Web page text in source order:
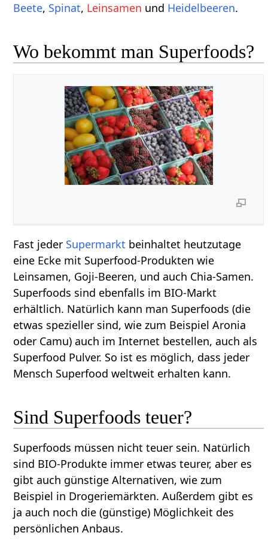
Beete, Spinat, Leinsamen und Heidelbeeren.
Wo bekommt man Superfoods?
Fast jeder Supermarkt beinhaltet heutzutage
eine Ecke mit Superfood-Produkten wie
Leinsamen, Goji-Beeren, und auch Chia-Samen.
Superfoods sind ebenfalls im BIO-Markt
erhältlich. Natürlich kann man Superfoods (die
etwas spezieller sind, wie zum Beispiel Aronia
oder Camu) auch im Internet bestellen, auch als
Superfood Pulver. So ist es möglich, dass jeder
Mensch Superfood weltweit erhalten kann.
Sind Superfoods teuer?
Superfoods müssen nicht teuer sein. Natürlich
sind BIO-Produkte immer etwas teurer, aber es
gibt auch günstige Alternativen, wie zum
Beispiel in Drogeriemärkten. Außerdem gibt es
ja auch noch die (günstige) Möglichkeit des
persönlichen Anbaus.